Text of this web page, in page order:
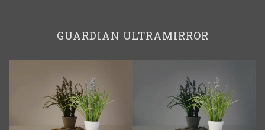
GUARDIAN ULTRAMIRROR